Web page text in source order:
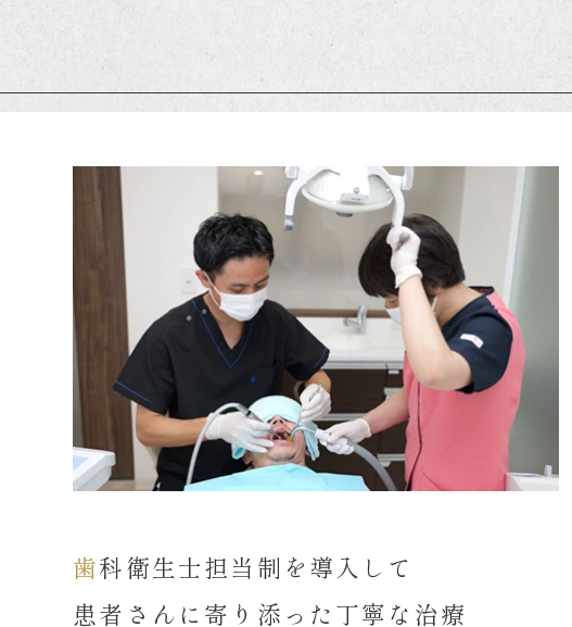
歯科衛生士担当制を導入して
患者さんに寄り添った丁寧な治療